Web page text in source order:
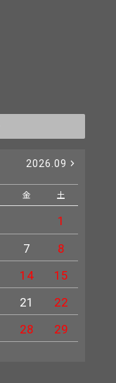
2026.09
金 土
1
7
8
14
15
21
22
28
29